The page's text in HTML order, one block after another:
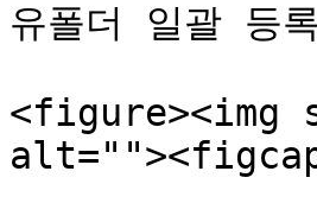
유폴더 일괄 등
<figure><img